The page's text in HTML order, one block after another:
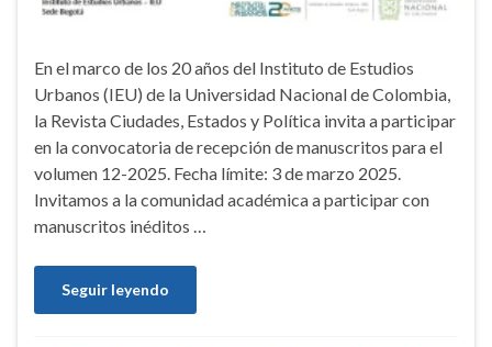
En el marco de los 20 años del Instituto de Estudios
Urbanos (IEU) de la Universidad Nacional de Colombia,
la Revista Ciudades, Estados y Política invita a participar
en la convocatoria de recepción de manuscritos para el
volumen 12-2025. Fecha límite: 3 de marzo 2025.
Invitamos a la comunidad académica a participar con
manuscritos inéditos …
Seguir leyendo